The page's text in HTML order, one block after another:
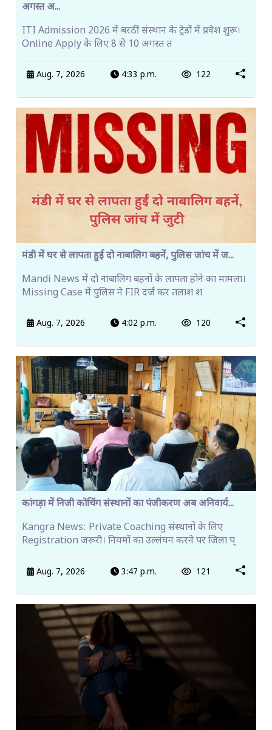
अगस्त अ...
ITI Admission 2026 में बरठीं संस्थान के ट्रेडों में प्रवेश शुरू।
Online Apply के लिए 8 से 10 अगस्त त
Aug. 7, 2026 4:33 p.m. 122
मंडी में घर से लापता हुईं दो नाबालिग बहनें, पुलिस जांच में ज...
Mandi News में दो नाबालिग बहनों के लापता होने का मामला।
Missing Case में पुलिस ने FIR दर्ज कर तलाश श
Aug. 7, 2026 4:02 p.m. 120
कांगड़ा में निजी कोचिंग संस्थानों का पंजीकरण अब अनिवार्य...
Kangra News: Private Coaching संस्थानों के लिए
Registration जरूरी। नियमों का उल्लंघन करने पर जिला प्
Aug. 7, 2026 3:47 p.m. 121